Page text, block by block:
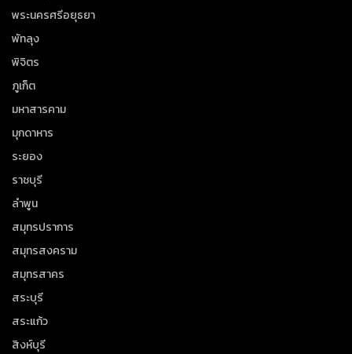
พระนครศรีอยุธยา
พัทลุง
พิจิตร
ภูเก็ต
มหาสารคาม
มุกดาหาร
ระยอง
ราชบุรี
ลำพูน
สมุทรปราการ
สมุทรสงคราม
สมุทรสาคร
สระบุรี
สระแก้ว
สิงห์บุรี